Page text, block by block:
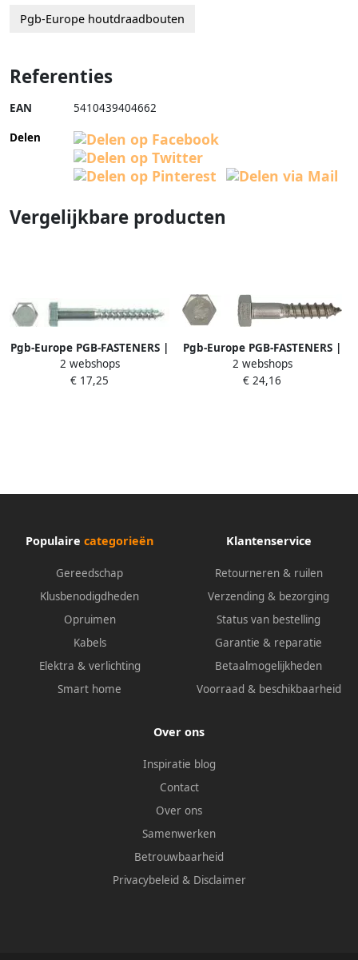
Pgb-Europe houtdraadbouten
Referenties
EAN 5410439404662
Delen
Vergelijkbare producten
Pgb-Europe PGB-FASTENERS |
Houtdraadbout DIN 571 Ø
8x80 Zn | 200 st
2 webshops
€ 17,25
Pgb-Europe PGB-FASTENERS |
Houtdraadbout DIN 571 Ø 5
00x30 A2 | 200 st
2 webshops
€ 24,16
Populaire categorieën
Gereedschap
Klusbenodigdheden
Opruimen
Kabels
Elektra & verlichting
Smart home
Klantenservice
Retourneren & ruilen
Verzending & bezorging
Status van bestelling
Garantie & reparatie
Betaalmogelijkheden
Voorraad & beschikbaarheid
Over ons
Inspiratie blog
Contact
Over ons
Samenwerken
Betrouwbaarheid
Privacybeleid & Disclaimer